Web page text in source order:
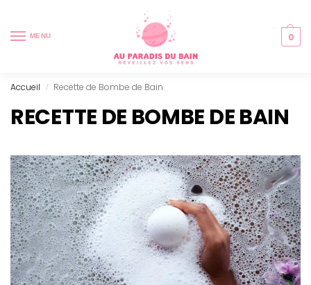
MENU 0
Accueil / Recette de Bombe de Bain
RECETTE DE BOMBE DE BAIN